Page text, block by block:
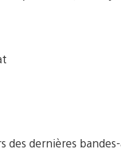
des dernières